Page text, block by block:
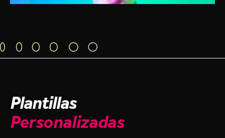
Plantillas
Personalizadas